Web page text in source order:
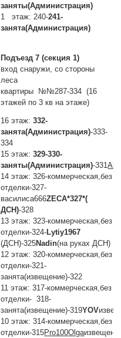
заняты(Администрация)
1 этаж: 240-241-
занята(Администрация)
Подъезд 7 (секция 1)
вход снаружи, со стороны
леса
квартиры №№287-334 (16
этажей по 3 кв на этаже)
16 этаж:332-
занята(Администрация)-333-
334
15 этаж: 329-330-
заняты(Администрация)-331
14 этаж: 326-коммерческая,без
отделки-327-
василиса666ZECA*327*(
ДСН)-328
13 этаж: 323-коммерческая,без
отделки-324-Lytiy1967
(ДСН)-325Nadin(на руках ДСН)
12 этаж: 320-коммерческая,без
отделки-321-
занята(извещение)-322
11 этаж: 317-коммерческая,без
отделки- 318-
занята(извещение)-319YOV
10 этаж: 314-коммерческая,без
отделки-315Pro100Olga